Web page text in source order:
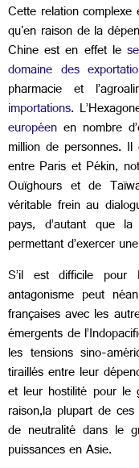
Cette relation
qu'en raison de la
Chine est en effet le
domaine des
pharmacie et
importations.
européen en nombre
million de personnes.
entre Paris et Pékin,
Ouïghours et de
véritable frein au
pays, d’autant que
permettant d’exercer
S’il est difficile pour
antagonisme peut
françaises avec les
émergents de
les tensions sino-
tiraillés entre leur
et leur hostilité pour le
raison,la plupart de
de neutralité dans le
puissances en Asie.